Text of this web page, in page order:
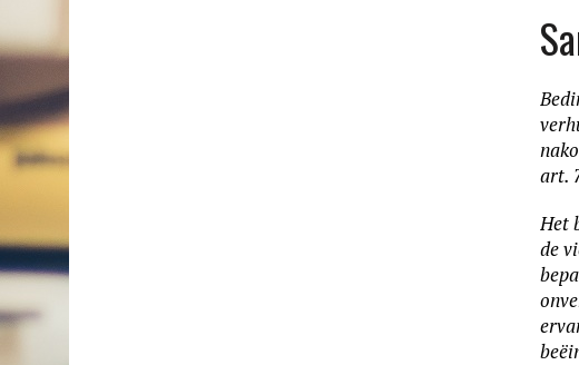
art.
Het
de